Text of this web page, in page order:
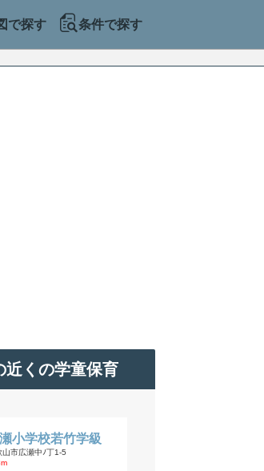
で探す 条件で探す
近くの学童保育
小学校若竹学級
山市広瀬中ﾉ丁1-5